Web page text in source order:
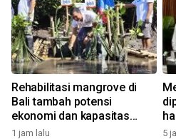
Rehabilitasi mangrove di
Bali tambah potensi
ekonomi dan kapasitas
nelayan kelola ekowisata
1 jam lalu 5